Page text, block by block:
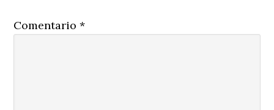
Comentario*